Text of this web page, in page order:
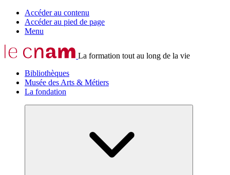
Accéder au contenu
Accéder au pied de page
Menu
La formation tout au long de la vie
Bibliothèques
Musée des Arts & Métiers
La fondation